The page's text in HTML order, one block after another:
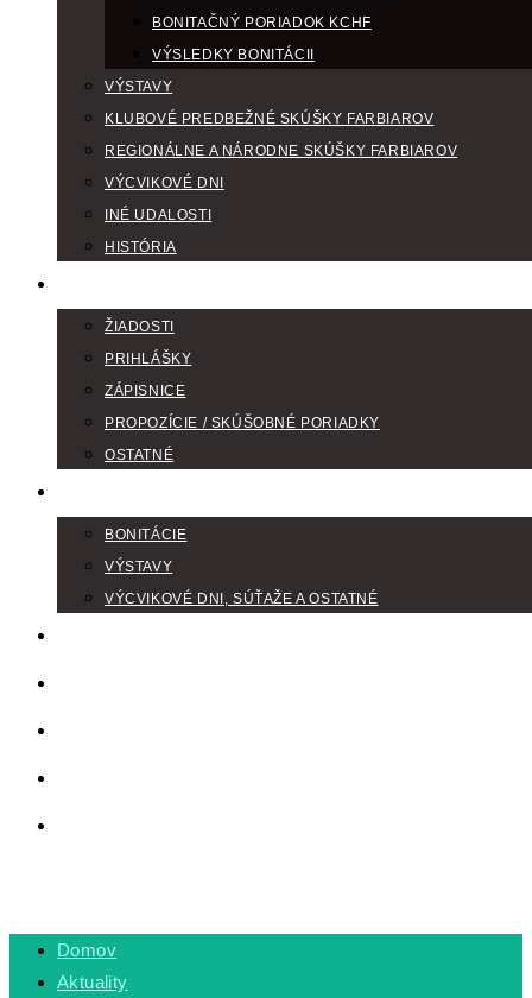
BONITAČNÝ PORIADOK KCHF
VÝSLEDKY BONITÁCII
VÝSTAVY
KLUBOVÉ PREDBEŽNÉ SKÚŠKY FARBIAROV
REGIONÁLNE A NÁRODNE SKÚŠKY FARBIAROV
VÝCVIKOVÉ DNI
INÉ UDALOSTI
HISTÓRIA
ŽIADOSTI
PRIHLÁŠKY
ZÁPISNICE
PROPOZÍCIE / SKÚŠOBNÉ PORIADKY
OSTATNÉ
BONITÁCIE
VÝSTAVY
VÝCVIKOVÉ DNI, SÚŤAŽE A OSTATNÉ
Domov
Aktuality